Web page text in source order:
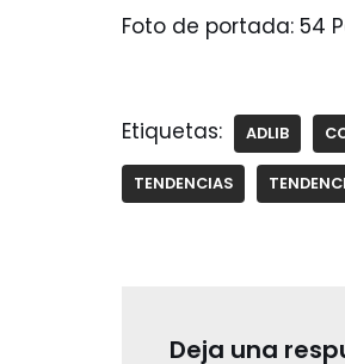
Foto de portada: 54
Etiquetas: ADLIB
TENDENCIAS
Deja una